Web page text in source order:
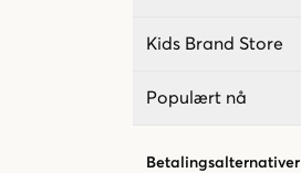
Kids Brand Store
Populært nå
Betalingsalternativer